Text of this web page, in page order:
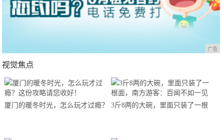
广告
视觉焦点
厦门的暖冬时光，怎么玩才过瘾？
3斤8两的大碗，里面只装了一根